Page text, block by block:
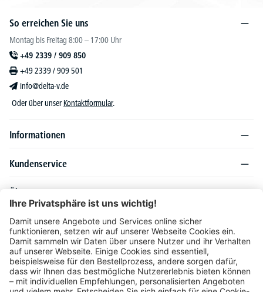
So erreichen Sie uns
Montag bis Freitag 8:00 – 17:00 Uhr
+49 2339 / 909 850
+49 2339 / 909 501
info@delta-v.de
Oder über unser Kontaktformular.
Informationen
Kundenservice
Über DELTA-V
Produktsortiment
Ratgeber
Folgen Sie uns auch auf